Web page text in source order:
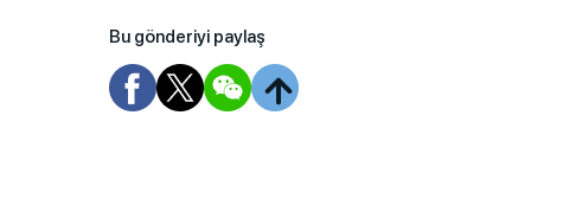
Bu gönderiyi paylaş